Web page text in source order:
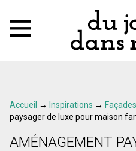
Accueil → Inspirations →
paysager de luxe pour maison
AMÉNAGEMENT